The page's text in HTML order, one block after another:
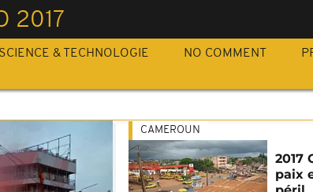
2017
SCIENCE & TECHNOLOGIE NO COMMENT
CAMEROUN
2017
paix